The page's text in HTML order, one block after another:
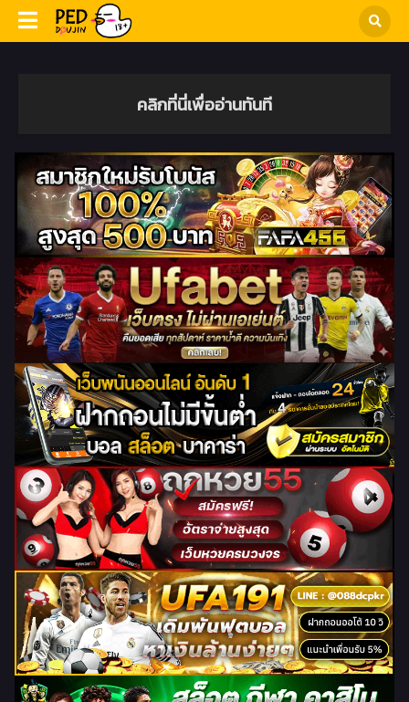
คลิกที่นี่เพื่ออ่านทันที